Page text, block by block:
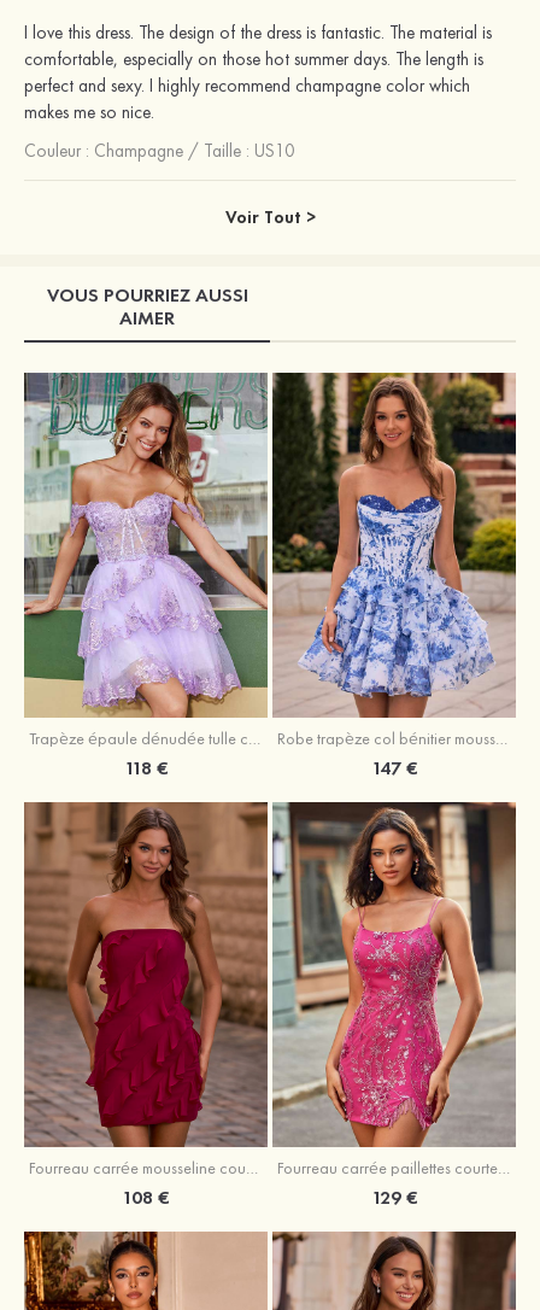
I love this dress. The design of the dress is fantastic. The material is
comfortable, especially on those hot summer days. The length is
perfect and sexy. I highly recommend champagne color which
makes me so nice.
Couleur : Champagne / Taille : US10
Voir Tout >
VOUS POURRIEZ AUSSI
AIMER
Trapèze épaule dénudée tulle courte/mini robe de fête de la rentrée avec paillettes
118 €
Robe trapèze col bénitier mousseline courte/mini robe de fête de la rentrée avec appliqué
147 €
Fourreau carrée mousseline courte/mini robe de fête de la rentré avec volants
108 €
Fourreau carrée paillettes courte/mini robe de fête de la rentrée
129 €